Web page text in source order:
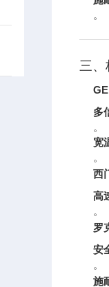
。
三、
多
。
宽
。
西
高
。
罗
安
。
施